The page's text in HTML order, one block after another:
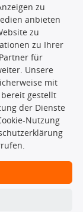
dürfen
ohne
verbreiten
Ein
Ersatzteil
um
zu
anbieten
zu
zu Ihrer
für
Unsere
mit
gestellt
der Dienste
Nutzung